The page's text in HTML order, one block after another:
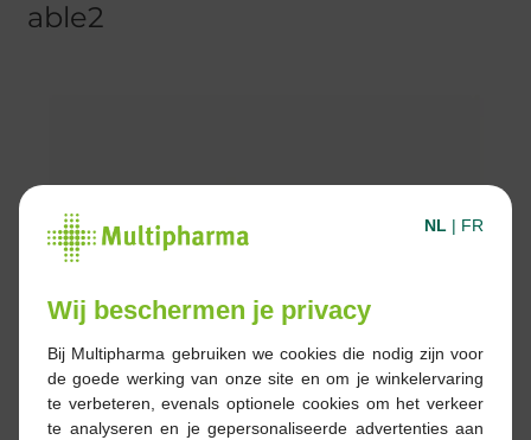
able2
NL | FR
Wij beschermen je privacy
Bij Multipharma gebruiken we cookies die nodig zijn voor
de goede werking van onze site en om je winkelervaring
te verbeteren, evenals optionele cookies om het verkeer
te analyseren en je gepersonaliseerde advertenties aan